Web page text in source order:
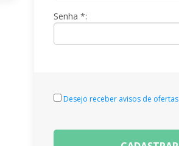
Senha *:
Desejo receber avisos de